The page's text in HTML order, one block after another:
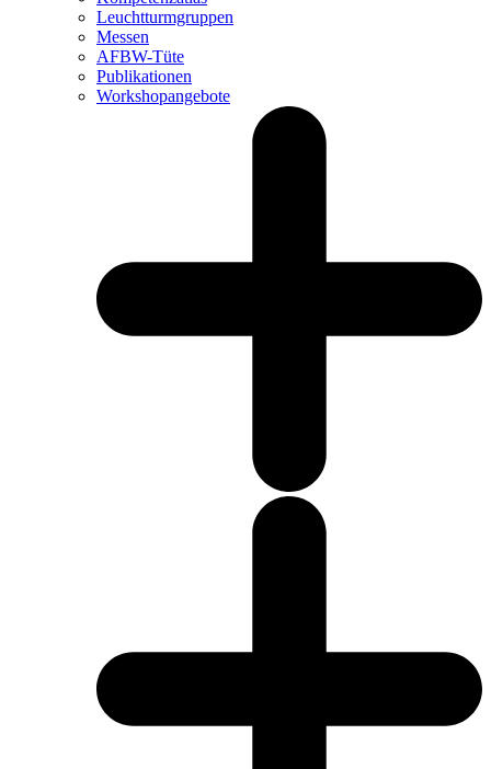
Leuchtturm­gruppen
Messen
AFBW-Tüte
Publikationen
Workshopangebote